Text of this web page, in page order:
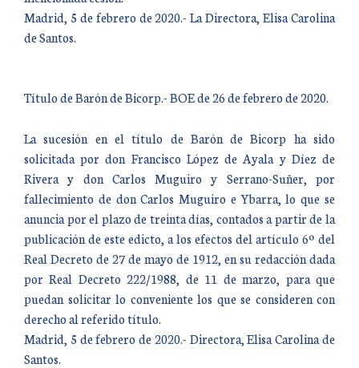
Madrid, 5 de febrero de 2020.- La Directora, Elisa Carolina
de Santos.
Título de Barón de Bicorp.- BOE de 26 de febrero de 2020.
La sucesión en el título de Barón de Bicorp ha sido
solicitada por don Francisco López de Ayala y Díez de
Rivera y don Carlos Muguiro y Serrano-Suñer, por
fallecimiento de don Carlos Muguiro e Ybarra, lo que se
anuncia por el plazo de treinta días, contados a partir de la
publicación de este edicto, a los efectos del artículo 6º del
Real Decreto de 27 de mayo de 1912, en su redacción dada
por Real Decreto 222/1988, de 11 de marzo, para que
puedan solicitar lo conveniente los que se consideren con
derecho al referido título.
Madrid, 5 de febrero de 2020.- Directora, Elisa Carolina de
Santos.